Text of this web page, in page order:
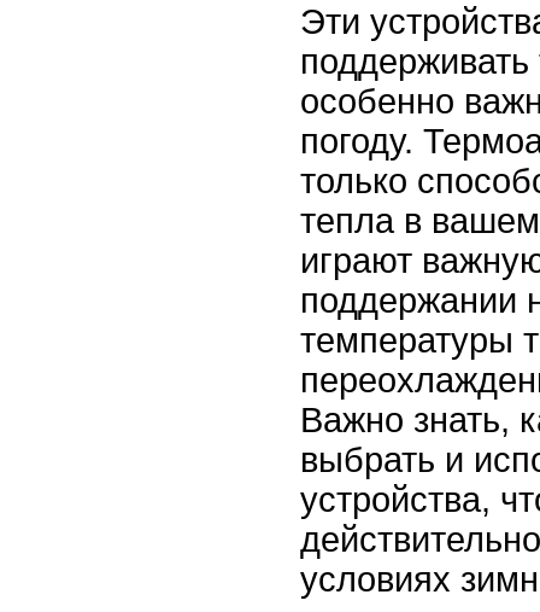
Эти
поддерживать
особенно
погоду.
только
тепла в
играют
поддержании
температуры
Важно знать,
выбрать и
устройства,
условиях